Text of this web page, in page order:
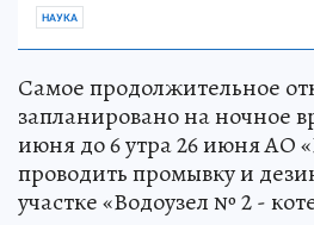
НАУКА
Самое продолжительное
запланировано на ночное
июня до 6 утра 26 июня АО
проводить промывку и
участке «Водоузел № 2 -